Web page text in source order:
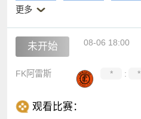
更多
未开始 08-06 18:00
FK阿雷斯
* : *
观看比赛：